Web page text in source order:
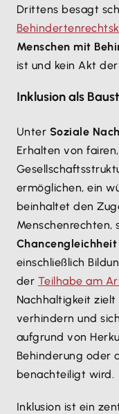
Drittens besagt
Menschen mit
ist und kein Akt
Inklusion als
Unter Soziale
Erhalten von
ermöglichen, ein
beinhaltet den
Menschenrechten,
Chancengleichheit
einschließlich
der Teilhabe am
Nachhaltigkeit
verhindern und
aufgrund von
Behinderung oder
benachteiligt wird.
Inklusion ist ein